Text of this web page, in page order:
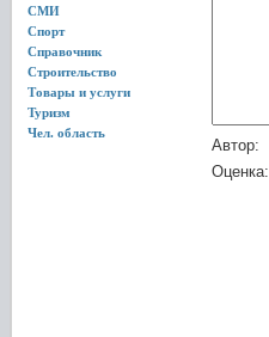
СМИ
Спорт
Справочник
Строительство
Товары и услуги
Туризм
Чел. область
Автор:
Оценка: